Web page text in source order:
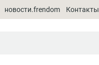
новости.frendom Контакты